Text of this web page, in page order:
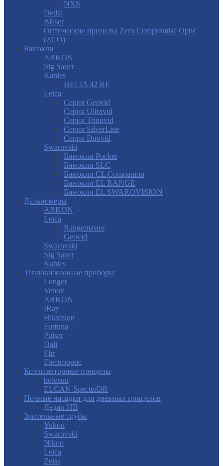
NXS
Dedal
Blaser
Оптические прицелы Zero Compromise Optic
(ZCO)
Бинокли
ARKON
Sig Sauer
Kahles
HELIA 42 RF
Leica
Серия Geovid
Серия Ultravid
Серия Trinovid
Серия SilverLine
Серия Duovid
Swarovski
Бинокли Pocket
Бинокли SLC
Бинокли CL Companion
Бинокли EL RANGE
Бинокли EL SWAROVISION
Дальномеры
ARKON
Leica
Rangemaster
Geovid
Swarovski
Sig Sauer
Kahles
Тепловизионные приборы
Longot
Venox
ARKON
IRay
Hikvision
Fortuna
Pulsar
Dali
Flir
Electrooptic
Коллиматорные прицелы
holosun
ELCAN SpecterDR
Ночные насадки для дневных прицелов
Дедал-НВ
Зрительные трубы
Yukon
Swarovski
Nikon
Leica
Zeiss